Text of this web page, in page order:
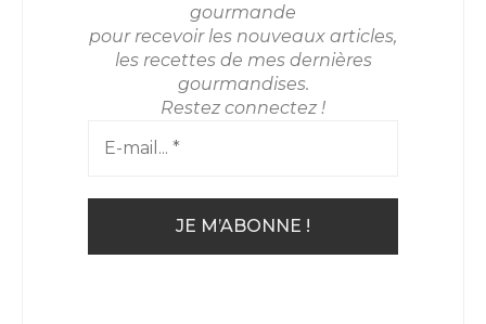
gourmande
pour recevoir les nouveaux articles,
les recettes de mes dernières
gourmandises.
Restez connectez !